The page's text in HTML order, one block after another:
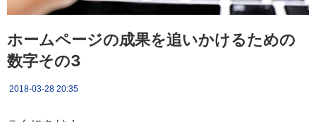
ホームページの成果を追いかけるための
数字その3
2018-03-28 20:35